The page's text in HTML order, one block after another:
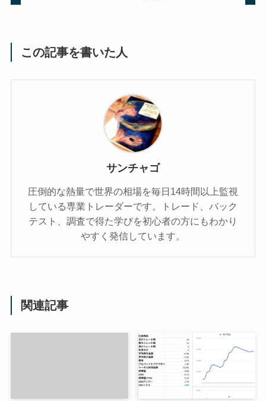
この記事を書いた人
サンチャゴ
圧倒的な熱量で世界の相場を毎日14時間以上監視
している専業トレーダーです。トレード、バック
テスト、調査で得た学びを初心者の方にもわかり
やすく発信しています。
関連記事